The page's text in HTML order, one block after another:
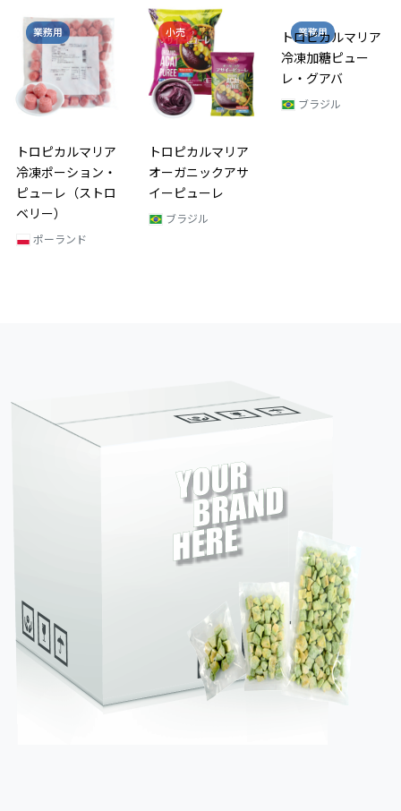
業務用
トロピカルマリア
冷凍ポーション・
ピューレ（ストロ
ベリー）
ポーランド
小売
トロピカルマリア
オーガニックアサ
イーピューレ
ブラジル
業務用
トロピカルマリア
冷凍加糖ピュー
レ・グアバ
ブラジル